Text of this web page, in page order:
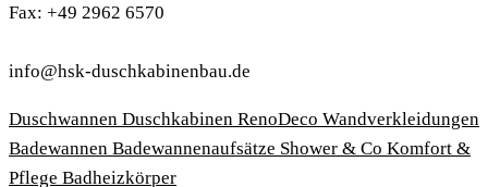
Fax: +49 2962 6570
info@hsk-duschkabinenbau.de
Duschwannen Duschkabinen RenoDeco Wandverkleidungen
Badewannen Badewannenaufsätze Shower & Co Komfort &
Pflege Badheizkörper